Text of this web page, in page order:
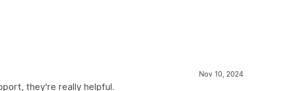
Nov 10, 2024
they're really helpful.